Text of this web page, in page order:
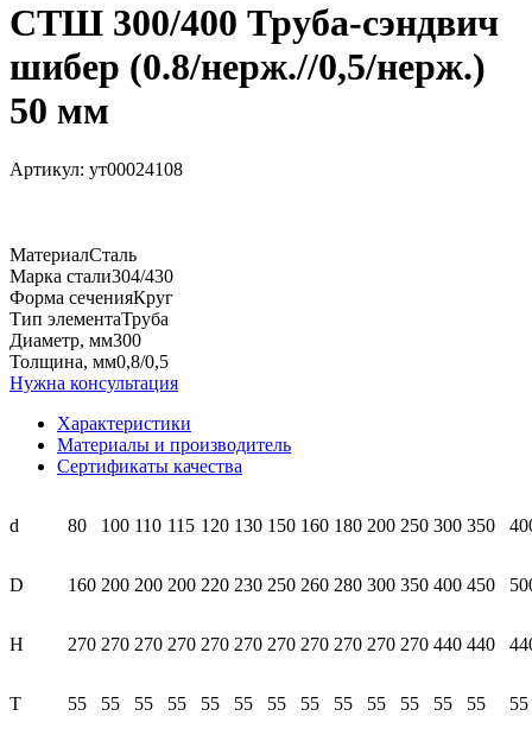
СТШ 300/400 Труба-сэндвич
шибер (0.8/нерж.//0,5/нерж.)
50 мм
Артикул: ут00024108
МатериалСталь
Марка стали304/430
Форма сеченияКруг
Тип элементаТруба
Диаметр, мм300
Толщина, мм0,8/0,5
Нужна консультация
Характеристики
Материалы и производитель
Сертификаты качества
d 80 100 110 115 120 130 150 160 180 200 250 300 350
D 160 200 200 200 220 230 250 260 280 300 350 400 450
H 270 270 270 270 270 270 270 270 270 270 270 440 440
T 55 55 55 55 55 55 55 55 55 55 55 55 55 55